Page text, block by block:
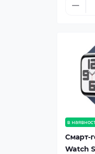
в
Смарт-
Watch